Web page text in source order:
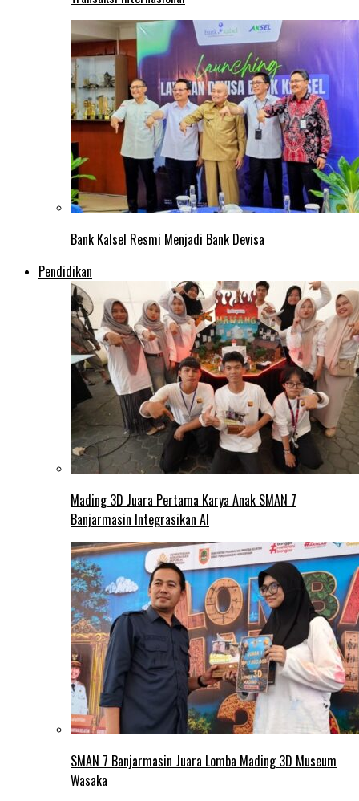
Bank Kalsel Resmi Menjadi Bank Devisa
Pendidikan
Mading 3D Juara Pertama Karya Anak SMAN 7
Banjarmasin Integrasikan AI
SMAN 7 Banjarmasin Juara Lomba Mading 3D Museum
Wasaka